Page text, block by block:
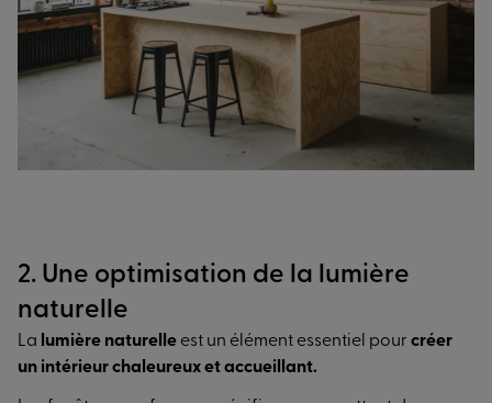
2. Une optimisation de la lumière
naturelle
La lumière naturelle est un élément essentiel pour créer
un intérieur chaleureux et accueillant.